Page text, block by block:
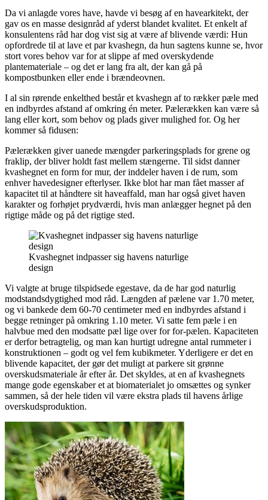
Da vi anlagde vores have, havde vi besøg af en havearkitekt, der
gav os en masse designråd af yderst blandet kvalitet. Et enkelt af
konsulentens råd har dog vist sig at være af blivende værdi: Hun
opfordrede til at lave et par kvashegn, da hun sagtens kunne se, hvor
stort vores behov var for at slippe af med overskydende
plantemateriale – og det er lang fra alt, der kan gå på
kompostbunken eller ende i brændeovnen.
I al sin rørende enkelthed består et kvashegn af to rækker pæle med
en indbyrdes afstand af omkring én meter. Pælerækken kan være så
lang eller kort, som behov og plads giver mulighed for. Og her
kommer så fidusen:
Pælerækken giver uanede mængder parkeringsplads for grene og
fraklip, der bliver holdt fast mellem stængerne. Til sidst danner
kvashegnet en form for mur, der inddeler haven i de rum, som
enhver havedesigner efterlyser. Ikke blot har man fået masser af
kapacitet til at håndtere sit haveaffald, man har også givet haven
karakter og forhøjet prydværdi, hvis man anlægger hegnet på den
rigtige måde og på det rigtige sted.
Kvashegnet indpasser sig havens naturlige
design
Vi valgte at bruge tilspidsede egestave, da de har god naturlig
modstandsdygtighed mod råd. Længden af pælene var 1.70 meter,
og vi bankede dem 60-70 centimeter med en indbyrdes afstand i
begge retninger på omkring 1.10 meter. Vi satte fem pæle i en
halvbue med den modsatte pæl lige over for for-pælen. Kapaciteten
er derfor betragtelig, og man kan hurtigt udregne antal rummeter i
konstruktionen – godt og vel fem kubikmeter. Yderligere er det en
blivende kapacitet, der gør det muligt at parkere sit grønne
overskudsmateriale år efter år. Det skyldes, at en af kvashegnets
mange gode egenskaber et at biomaterialet jo omsættes og synker
sammen, så der hele tiden vil være ekstra plads til havens årlige
overskudsproduktion.